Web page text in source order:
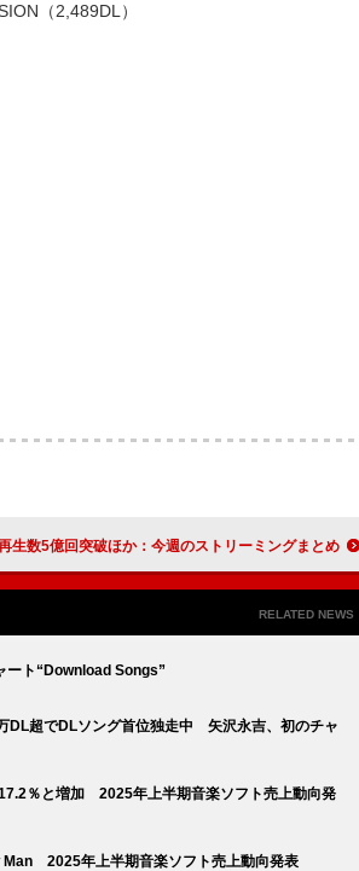
（2,489DL）
「残響散歌」累計再生数5億回突破ほか：今週のストリーミングまとめ
RELATED NEWS
ート“Download Songs”
DL超でDLソング首位独走中 矢沢永吉、初のチャ
％と増加 2025年上半期音楽ソフト売上動向発
Man 2025年上半期音楽ソフト売上動向発表